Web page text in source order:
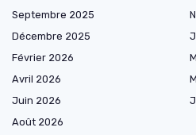
Septembre 2025
Décembre 2025
Février 2026
Avril 2026
Juin 2026
Août 2026